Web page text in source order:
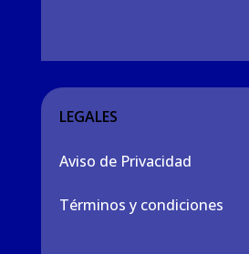
LEGALES
Aviso de Privacidad
Términos y condiciones